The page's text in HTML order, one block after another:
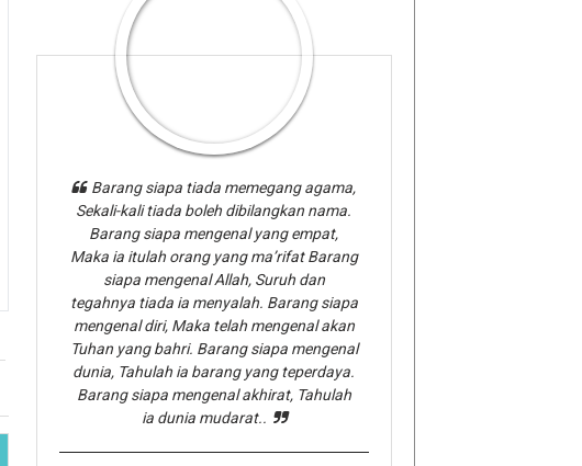
Barang siapa tiada memegang agama,
Sekali-kali tiada boleh dibilangkan nama.
Barang siapa mengenal yang empat,
Maka ia itulah orang yang ma’rifat Barang
siapa mengenal Allah, Suruh dan
tegahnya tiada ia menyalah. Barang siapa
mengenal diri, Maka telah mengenal akan
Tuhan yang bahri. Barang siapa mengenal
dunia, Tahulah ia barang yang teperdaya.
Barang siapa mengenal akhirat, Tahulah
ia dunia mudarat..